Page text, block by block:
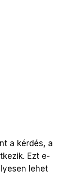
a kérdés, a
Ezt e-
lehet